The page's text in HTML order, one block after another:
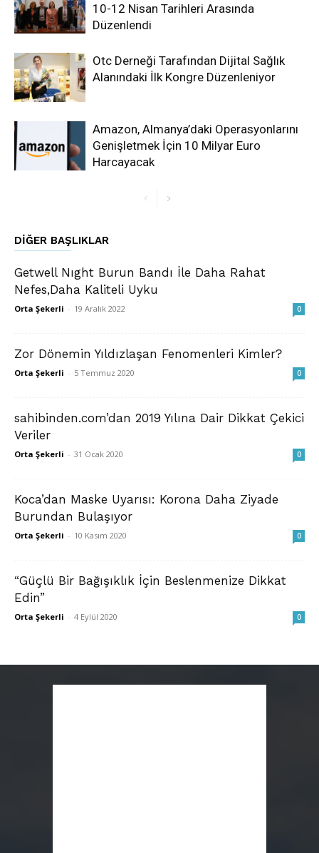
10-12 Nisan Tarihleri Arasında
Düzenlendi
Otc Derneği Tarafından Dijital Sağlık
Alanındaki İlk Kongre Düzenleniyor
Amazon, Almanya’daki Operasyonlarını
Genişletmek İçin 10 Milyar Euro
Harcayacak
DIĞER BAŞLIKLAR
Getwell Nıght Burun Bandı İle Daha Rahat
Nefes,Daha Kaliteli Uyku
Orta Şekerli - 19 Aralık 2022 0
Zor Dönemin Yıldızlaşan Fenomenleri Kimler?
Orta Şekerli - 5 Temmuz 2020 0
sahibinden.com’dan 2019 Yılına Dair Dikkat Çekici
Veriler
Orta Şekerli - 31 Ocak 2020 0
Koca’dan Maske Uyarısı: Korona Daha Ziyade
Burundan Bulaşıyor
Orta Şekerli - 10 Kasım 2020 0
“Güçlü Bir Bağışıklık İçin Beslenmenize Dikkat
Edin”
Orta Şekerli - 4 Eylül 2020 0